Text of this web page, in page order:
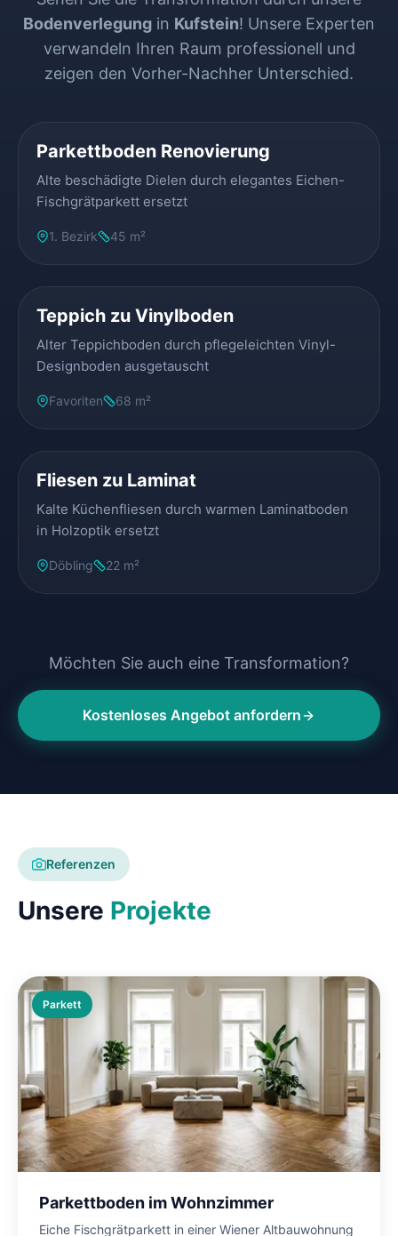
Bodenverlegung in Kufstein! Unsere Experten
verwandeln Ihren Raum professionell und
zeigen den Vorher-Nachher Unterschied.
Parkettboden Renovierung
Alte beschädigte Dielen durch elegantes Eichen-
Fischgrätparkett ersetzt
1. Bezirk 45 m²
Teppich zu Vinylboden
Alter Teppichboden durch pflegeleichten Vinyl-
Designboden ausgetauscht
Favoriten 68 m²
Fliesen zu Laminat
Kalte Küchenfliesen durch warmen Laminatboden
in Holzoptik ersetzt
Döbling 22 m²
Möchten Sie auch eine Transformation?
Kostenloses Angebot anfordern
Referenzen
Unsere Projekte
Parkett
Parkettboden im Wohnzimmer
Eiche Fischgrätparkett in einer Wiener Altbauwohnung